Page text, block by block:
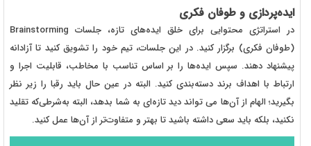
ایده‌پردازی و طوفان فکری
در استراتژی محتوایی برای خلق ایده‌های تازه، جلسات Brainstorming
(طوفان فکری) برگزار کنید. در این جلسات، تیم خود را تشویق کنید تا آزادانه
پیشنهاد دهند. سپس ایده‌ها را بر اساس تناسب با مخاطب، قابلیت اجرا و
ارتباط با اهداف برند دسته‌بندی کنید. البته در عین حال باید رقبا را زیر نظر
بگیرید؛ الهام از آن‌ها می‌ تواند دید تازه‌ای به شما بدهد، البته به‌شرطی‌که تقلید
نکنید، بلکه باید سعی داشته باشید تا بهتر و متفاوت‌تر از آن‌ها عمل کنید.